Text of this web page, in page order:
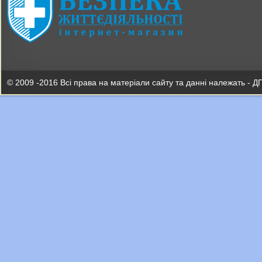
© 2009 -2016 Всі права на матеріали сайту та данні належать -